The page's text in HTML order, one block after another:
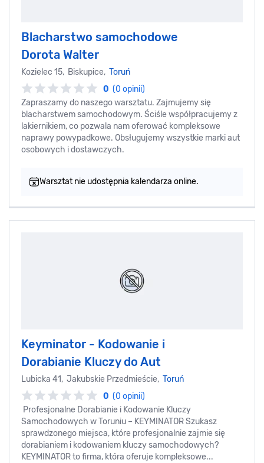
Blacharstwo samochodowe
Dorota Walter
Kozielec 15, Biskupice, Toruń
0 (0 opinii)
Zapraszamy do naszego warsztatu. Zajmujemy się
blacharstwem samochodowym. Ściśle współpracujemy z
lakiernikiem, co pozwala nam oferować kompleksowe
naprawy powypadkowe. Obsługujemy wszystkie marki aut
osobowych i dostawczych.
Warsztat nie udostępnia kalendarza online.
Keyminator - Kodowanie i
Dorabianie Kluczy do Aut
Lubicka 41, Jakubskie Przedmieście, Toruń
0 (0 opinii)
Profesjonalne Dorabianie i Kodowanie Kluczy
Samochodowych w Toruniu – KEYMINATOR Szukasz
sprawdzonego miejsca, które profesjonalnie zajmie się
dorabianiem i kodowaniem kluczy samochodowych?
KEYMINATOR to firma, która oferuje kompleksowe...